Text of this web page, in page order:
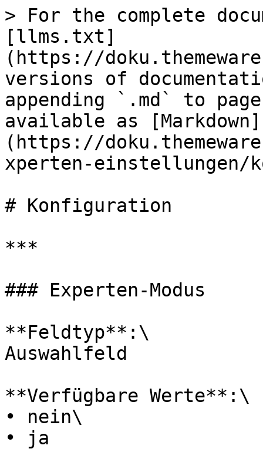
> For the complete
[llms.txt]
(https://
versions of
appending `.md` to
available as [Markdown]
(https://
xperten-einstellungen/
# Konfiguration
***
### Experten-Modus
**Feldtyp**:\
Auswahlfeld
**Verfügbare Werte**:\
• nein\
• ja